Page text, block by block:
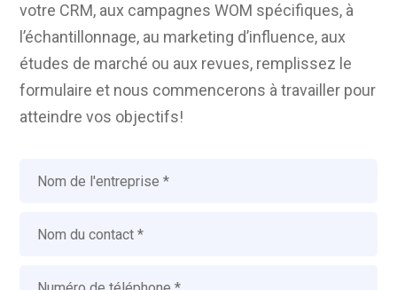
votre CRM, aux campagnes WOM spécifiques, à
l’échantillonnage, au marketing d’influence, aux
études de marché ou aux revues, remplissez le
formulaire et nous commencerons à travailler pour
atteindre vos objectifs!